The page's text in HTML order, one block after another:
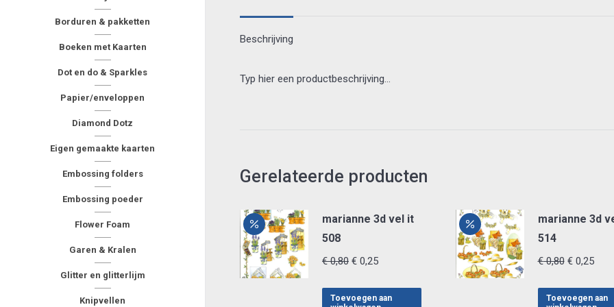
Borduren & pakketten
Boeken met Kaarten
Dot en do & Sparkles
Papier/enveloppen
Diamond Dotz
Eigen gemaakte kaarten
Embossing folders
Embossing poeder
Flower Foam
Garen & Kralen
Glitter en glitterlijm
Knipvellen
Beschrijving
Typ hier een productbeschrijving…
Gerelateerde producten
marianne 3d vel it
508
€0,80 Oorspronkelijke
was:
€ 0,25Huidige
is:
Toevoegen aan
marianne 3d
514
€0,80
was:
€0,25
is:
Toevoegen aan